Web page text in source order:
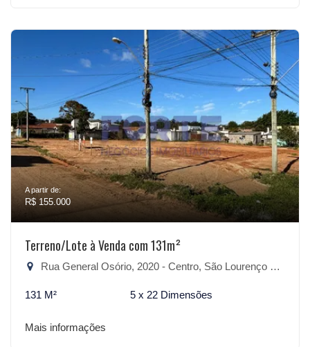
A partir de:
R$ 155.000
Terreno/Lote à Venda com 131m²
Rua General Osório, 2020 - Centro, São Lourenço do Sul-RS
131 M² 5 x 22 Dimensões
Mais informações